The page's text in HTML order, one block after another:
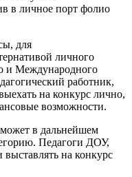
в личное порт фолио
для
личного
и Международного
работник,
на конкурс лично,
возможности.
в дальнейшем
Педагоги ДОУ,
на конкурс